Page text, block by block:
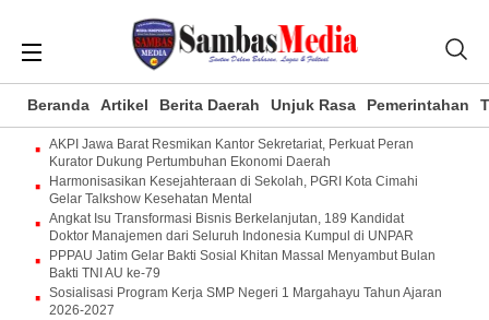
Beranda Artikel Berita Daerah Unjuk Rasa Pemerintahan
AKPI Jawa Barat Resmikan Kantor Sekretariat, Perkuat Peran
Kurator Dukung Pertumbuhan Ekonomi Daerah
Harmonisasikan Kesejahteraan di Sekolah, PGRI Kota Cimahi
Gelar Talkshow Kesehatan Mental
Angkat Isu Transformasi Bisnis Berkelanjutan, 189 Kandidat
Doktor Manajemen dari Seluruh Indonesia Kumpul di UNPAR
PPPAU Jatim Gelar Bakti Sosial Khitan Massal Menyambut Bulan
Bakti TNI AU ke-79
Sosialisasi Program Kerja SMP Negeri 1 Margahayu Tahun Ajaran
2026-2027